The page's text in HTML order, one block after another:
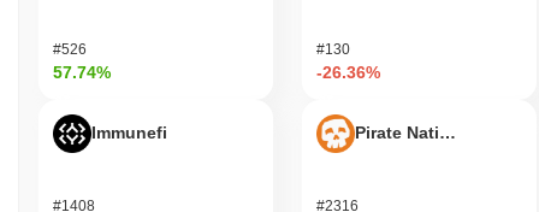
#526
57.74%
Immunefi
#1408
#130
-26.36%
Pirate Nation Token
#2316